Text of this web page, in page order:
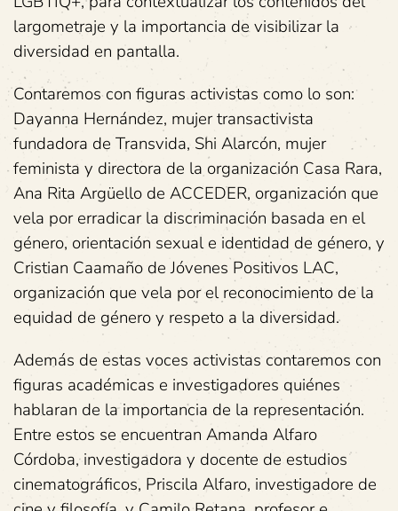
largometraje y la importancia de visibilizar la
diversidad en pantalla.
Contaremos con figuras activistas como lo son:
Dayanna Hernández, mujer transactivista
fundadora de Transvida, Shi Alarcón, mujer
feminista y directora de la organización Casa Rara,
Ana Rita Argüello de ACCEDER, organización que
vela por erradicar la discriminación basada en el
género, orientación sexual e identidad de género, y
Cristian Caamaño de Jóvenes Positivos LAC,
organización que vela por el reconocimiento de la
equidad de género y respeto a la diversidad.
Además de estas voces activistas contaremos con
figuras académicas e investigadores quiénes
hablaran de la importancia de la representación.
Entre estos se encuentran Amanda Alfaro
Córdoba, investigadora y docente de estudios
cinematográficos, Priscila Alfaro, investigadore de